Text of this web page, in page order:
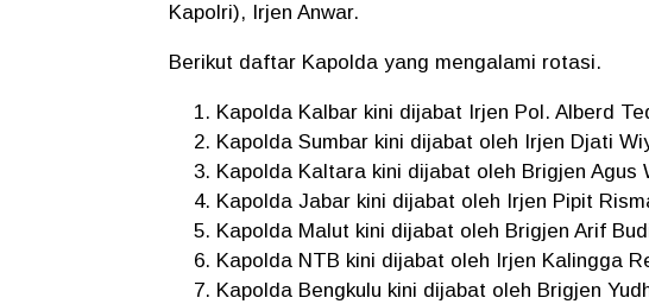
Kapolri), Irjen Anwar.
Berikut daftar Kapolda yang mengalami rotasi.
Kapolda Kalbar kini dijabat Irjen Pol. Alberd
Kapolda Sumbar kini dijabat oleh Irjen Djati
Kapolda Kaltara kini dijabat oleh Brigjen Agus
Kapolda Jabar kini dijabat oleh Irjen Pipit
Kapolda Malut kini dijabat oleh Brigjen Arif
Kapolda NTB kini dijabat oleh Irjen Kalingga
Kapolda Bengkulu kini dijabat oleh Brigjen